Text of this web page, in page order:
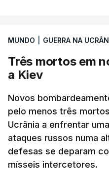
Vladimir Putin e aos
militares e ainda a
sobre as exportações
ERROR ON HTML5
ESTE CONTEÚDO
MOMENTO
MUNDO GUERRA NA
Três mortos em
a Kiev
Novos
pelo menos três
Ucrânia a enfrentar
ataques russos numa
defesas se deparam
mísseis intercetores.